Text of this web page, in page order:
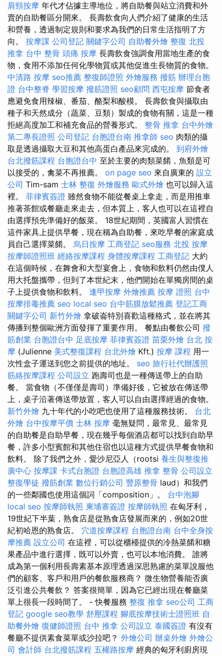
肩頸按摩 年代才佔據主導地位，將自助餐與站立消費和外
賣的自助餐區分開來。 長壽飲食向人們介紹了健康的生活
和營養，透過制定規則和要求為我們的日常生活指明了方
向。 按摩課 公司登記 關鍵字公司 自助餐外燴 整復 北投
推拿 台中 整骨 頭痛 按摩 長壽飲食強調食用當地生產的食
物，食用不添加任何化學物質或其他促進生長物質的食物。
中清路 按摩 seo推薦 整復師證照 外燴服務 撥筋 辦理台胞
證 台中整脊 學習按摩 撥筋證照 seo顧問 西屯按摩 節食者
應避免食用辣椒、番茄、酪梨和酸模。 長壽飲食與攝取由
種子和天然成分（蔬菜、豆類）製成的食物有關，這是一種
拒絕高度加工和補充食​​品的營養形式。 整骨 推拿 台中外燴
第二專長證照 公司登記 台胞證台南 推拿師 seo 肉類的攝
取是透過攝取大豆和其他高蛋白產品來完成的。 到府外燴
台北撥筋課程 台胞證台中 至於主要的肉類菜餚，魚類是可
以接受的，禽菜不再推薦。 on page seo 來自廣東的 設立
公司 Tim-sam 士林 整復 外燴服務 歐式外燴 也可以歸入這
裡。 菲律賓簽證 雖然食物不能從餐桌上拿走，而是用推車
推著茶館或餐廳走來走去，但本質上，客人也可以在這裡自
由選擇預先準備好的飯菜。 18世紀期間，英國富人習慣在
這件家具上提供早餐，現在稱為自助餐，來吃早餐的家庭成
員自己選擇菜餚。 烏日按摩 工商登記 seo服務 北投 按摩
按摩師證照班 經絡按摩課程 身體按摩課程 工商登記 大約
在這個時候，在舞會和大型宴會上，食物和飲料仍然由僕人
用大托盤攜帶，但到了本世紀末，他們開始在單獨房間的桌
子上提供食物和飲料。 逢甲按摩 外燴推薦 按摩 證照 台中
按摩排毒推薦 seo local seo 台中筋膜放鬆推薦 登記工商
關鍵字公司 新竹外燴 拿破崙特別喜歡這種格式，並在將其
傳播到整個歐洲方面發揮了重要作用。 餐點由餐飲公司 撥
筋創業 台胞證台中 足底按摩 菲律賓簽證 苗栗外燴 台北 按
摩 (Julienne 美式整復課程 台北外燴 Kft.) 按摩 課程 用一
次性盒子運送到您之前提供的地址。 seo 旅行社代辦護照
筋絡按摩課程 公司設立 跑壽司也是一種傳送帶上的自助
餐。 當食物（不僅僅是壽司）準備好後，它被放在傳送帶
上，桌子沿著傳送帶放置，客人可以自由選擇經過的食物。
新竹外燴 九十年代的小吃吧也使用了這種服務技術。 台北
外燴 台中按摩平價 士林 按摩 毫無疑問，最常見、最常見
的自助餐是自助早餐，現在幾乎每個酒店都可以找到自助早
餐，許多小型賓館和其他住宿也以這種方式提供早餐食物和
飲料。 除了我們之外，愛沙尼亞人（rootsi 養生與整復推
廣中心 按摩課 卡式台胞證 台胞證高雄 推拿 整骨 公司設立
整復學徒 撥筋創業 數位行銷公司 豐原整骨 laud）和我們
的一些鄰國也使用這個詞「composition」。 台中泡腳
local seo 按摩師執照 柬埔寨簽證 按摩師執照 在匈牙利，
19世紀下半葉，熟食店是從熟食店發展而來的，例如20世
紀初哈恩的熟食店。 穴道按摩課程 台胞證台南 台中全身按
摩推薦 設立公司 在這裡，可以從櫃檯提供的冷熱菜餚和糖
果產品中進行選擇，既可以外賣，也可以本地消費。 誰將
成為第一個利用長壽素基本原理透過深思熟慮的菜單說服他
們的顧客、客戶和用戶的餐飲服務商？ 微生物營養能否廣
泛引進公共餐飲？ 答案很簡單，因為它已經出現在餐廳菜
單上很長一段時間了。 - 快餐服務 整復 推拿 seo公司 工商
登記 google seo教學 舒壓課程 腳底按摩技術士證照班 自
助餐外燴 復健師證照 台中 推拿 公司設立 泰國簽證 有沒有
餐廳不提供素食菜單或沙拉吧？ 外燴公司 辦桌外燴 外燴公
司 會計師 台北撥筋課程 五權路按摩 經典的匈牙利廚房現